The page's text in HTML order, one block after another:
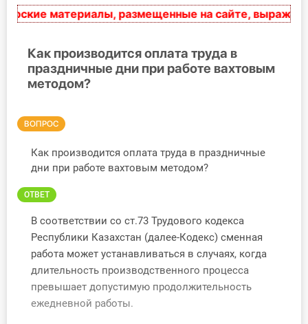
Консультации
Правовая база
Библиотека бухгалтера
Инструменты
Вебинары
Участник ВЭД
Практика ИП
Кадры. Труд. Зарплата.
Учет по отраслям
материалы, размещенные на сайте, выражают
Как производится оплата труда в
праздничные дни при работе вахтовым
методом?
ВОПРОС
Как производится оплата труда в праздничные
дни при работе вахтовым методом?
ОТВЕТ
В соответствии со ст.73 Трудового кодекса
Республики Казахстан (далее-Кодекс) сменная
работа может устанавливаться в случаях, когда
длительность производственного процесса
превышает допустимую продолжительность
ежедневной работы.